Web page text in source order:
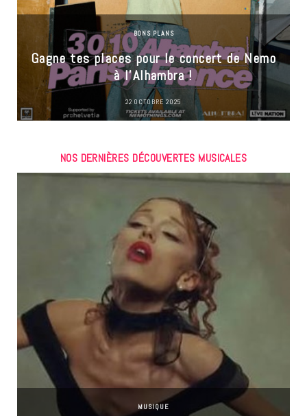
BONS PLANS
Gagne tes places pour le concert de Nemo
à l’Alhambra !
22 OCTOBRE 2025
NOS DERNIÈRES DÉCOUVERTES MUSICALES
MUSIQUE